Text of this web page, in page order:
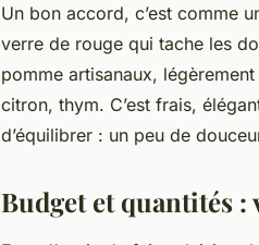
Un bon accord, c’est comme
verre de rouge qui tache les
pomme artisanaux,
citron, thym. C’est frais,
d’équilibrer : un peu de
Budget et quantités